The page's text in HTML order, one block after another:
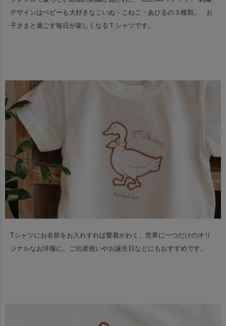
デザインはベビーも大好きなこいぬ・こねこ・あひるの３種類。
お
子さまと過ごす毎日が楽しくなるＴシャツです。
Tシャツにお名前をお入れすれば愛着がわく、世界に一つだけのオリ
ジナルなお洋服に。
ご出産祝いやお誕生日などにもおすすめです。